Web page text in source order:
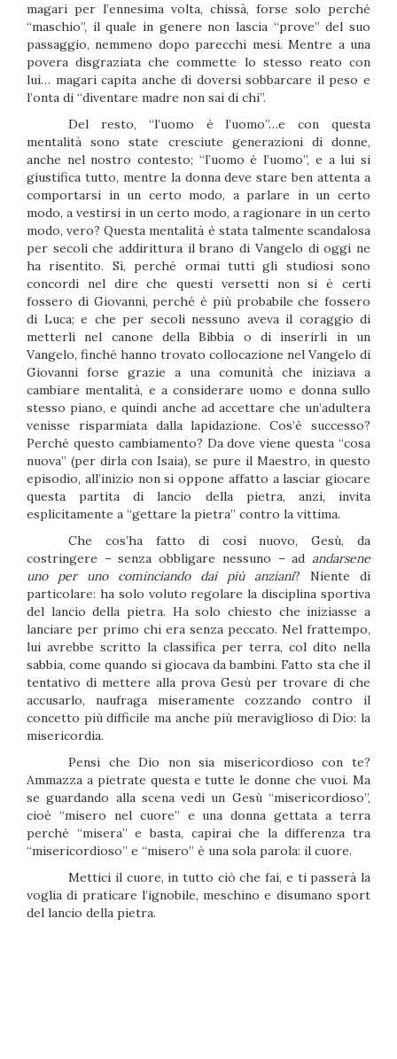
magari per l’ennesima volta, chissà, forse solo perché
“maschio”, il quale in genere non lascia “prove” del suo
passaggio, nemmeno dopo parecchi mesi. Mentre a una
povera disgraziata che commette lo stesso reato con
lui… magari capita anche di doversi sobbarcare il peso e
l’onta di “diventare madre non sai di chi”.
Del resto, “l’uomo è l’uomo”…e con questa
mentalità sono state cresciute generazioni di donne,
anche nel nostro contesto; “l’uomo è l’uomo”, e a lui si
giustifica tutto, mentre la donna deve stare ben attenta a
comportarsi in un certo modo, a parlare in un certo
modo, a vestirsi in un certo modo, a ragionare in un certo
modo, vero? Questa mentalità è stata talmente scandalosa
per secoli che addirittura il brano di Vangelo di oggi ne
ha risentito. Sì, perché ormai tutti gli studiosi sono
concordi nel dire che questi versetti non si è certi
fossero di Giovanni, perché è più probabile che fossero
di Luca; e che per secoli nessuno aveva il coraggio di
metterli nel canone della Bibbia o di inserirli in un
Vangelo, finché hanno trovato collocazione nel Vangelo di
Giovanni forse grazie a una comunità che iniziava a
cambiare mentalità, e a considerare uomo e donna sullo
stesso piano, e quindi anche ad accettare che un’adultera
venisse risparmiata dalla lapidazione. Cos’è successo?
Perché questo cambiamento? Da dove viene questa “cosa
nuova” (per dirla con Isaia), se pure il Maestro, in questo
episodio, all’inizio non si oppone affatto a lasciar giocare
questa partita di lancio della pietra, anzi, invita
esplicitamente a “gettare la pietra” contro la vittima.
Che cos’ha fatto di così nuovo, Gesù, da
costringere – senza obbligare nessuno – ad andarsene
uno per uno cominciando dai più anziani? Niente di
particolare: ha solo voluto regolare la disciplina sportiva
del lancio della pietra. Ha solo chiesto che iniziasse a
lanciare per primo chi era senza peccato. Nel frattempo,
lui avrebbe scritto la classifica per terra, col dito nella
sabbia, come quando si giocava da bambini. Fatto sta che il
tentativo di mettere alla prova Gesù per trovare di che
accusarlo, naufraga miseramente cozzando contro il
concetto più difficile ma anche più meraviglioso di Dio: la
misericordia.
Pensi che Dio non sia misericordioso con te?
Ammazza a pietrate questa e tutte le donne che vuoi. Ma
se guardando alla scena vedi un Gesù “misericordioso”,
cioè “misero nel cuore” e una donna gettata a terra
perché “misera” e basta, capirai che la differenza tra
“misericordioso” e “misero” è una sola parola: il cuore.
Mettici il cuore, in tutto ciò che fai, e ti passerà la
voglia di praticare l’ignobile, meschino e disumano sport
del lancio della pietra.